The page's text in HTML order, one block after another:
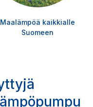
Maalämpöä kaikkialle
Suomeen